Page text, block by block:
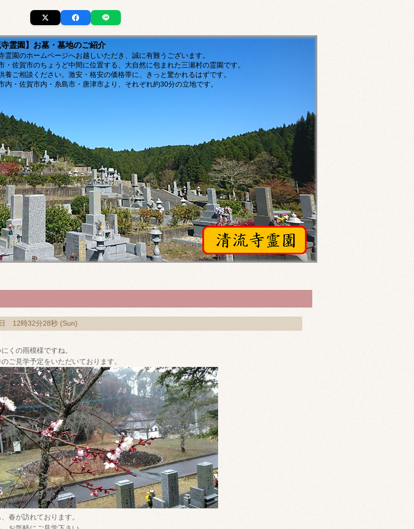
霊園】お墓・墓地のご紹介
しいただき、誠に有難うございます。
・佐賀市のちょうど中間に位置する、大自然に包まれた三瀬村の霊園です。
安の価格帯に、きっと驚かれるはずです。
津市より、それぞれ約30分の立地です。
12時32分28秒 (Sun)
くの雨模様ですね。
ご見学予定をいただいております。
春が訪れております。